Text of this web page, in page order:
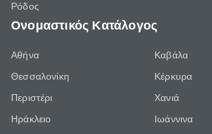
Ρόδος
Ονομαστικός Κατάλογος
Αθήνα
Θεσσαλονίκη
Περιστέρι
Ηράκλειο
Καβάλα
Κέρκυρα
Χανιά
Ιωάννινα